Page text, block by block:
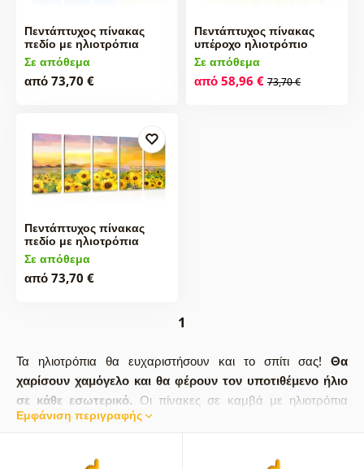
Πεντάπτυχος πίνακας
πεδίο με ηλιοτρόπια
Σε απόθεμα
από 73,70 €
Πεντάπτυχος πίνακας
υπέροχο ηλιοτρόπιο
Σε απόθεμα
από 58,96 € 73,70 €
Πεντάπτυχος πίνακας
πεδίο με ηλιοτρόπια
Σε απόθεμα
από 73,70 €
1
Τα ηλιοτρόπια θα ευχαριστήσουν και το σπίτι σας!Θα
χαρίσουν χαμόγελο και θα φέρουν τον υποτιθέμενο ήλιο
σε κάθε εσωτερικό. Οι πίνακες σε καμβά με ηλιοτρόπια
ταιριάζουν τέλειαστηνκουζίνα
γνωστό για την μεγάλη ανθοφορία του. Μπορεί να φτάσει σε
Εμφάνιση περιγραφής